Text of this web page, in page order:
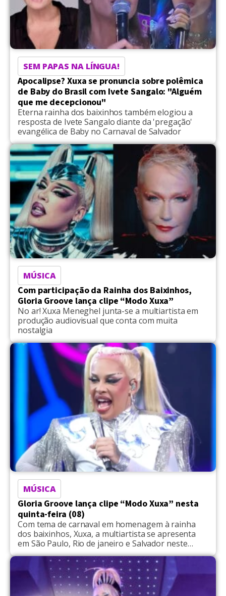
SEM PAPAS NA LÍNGUA!
Apocalipse? Xuxa se pronuncia sobre polêmica
de Baby do Brasil com Ivete Sangalo: "Alguém
que me decepcionou"
Eterna rainha dos baixinhos também elogiou a
resposta de Ivete Sangalo diante da 'pregação'
evangélica de Baby no Carnaval de Salvador
MÚSICA
Com participação da Rainha dos Baixinhos,
Gloria Groove lança clipe “Modo Xuxa”
No ar! Xuxa Meneghel junta-se a multiartista em
produção audiovisual que conta com muita
nostalgia
MÚSICA
Gloria Groove lança clipe “Modo Xuxa” nesta
quinta-feira (08)
Com tema de carnaval em homenagem à rainha
dos baixinhos, Xuxa, a multiartista se apresenta
em São Paulo, Rio de janeiro e Salvador neste
feriado